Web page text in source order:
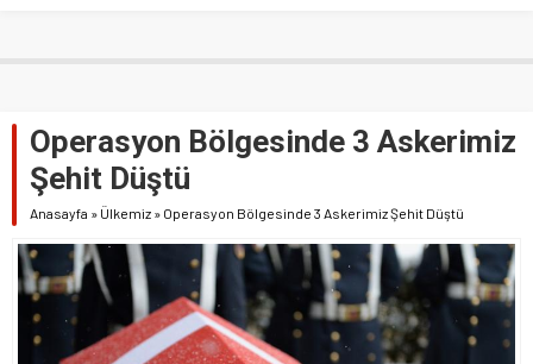
Operasyon Bölgesinde 3 Askerimiz
Şehit Düştü
Anasayfa » Ülkemiz » Operasyon Bölgesinde 3 Askerimiz Şehit Düştü